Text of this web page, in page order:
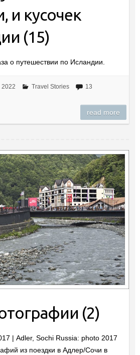
и кусочек
(15)
о путешествии по Исландии.
2022 Travel Stories
13
read more
(2)
| Adler, Sochi Russia: photo 2017
из поездки в Адлер/Сочи в